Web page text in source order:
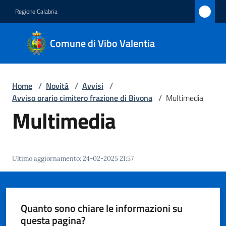
Regione Calabria
Comune di Vibo Valentia
Comune
di Vibo
Valentia
Servizi
Vivere
Vibo
Valentia
Home / Novità / Avvisi /
Avviso orario cimitero frazione di Bivona / Multimedia
Multimedia
Ultimo aggiornamento:24-02-2025 21:57
Quanto sono chiare le informazioni su
questa pagina?